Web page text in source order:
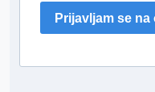
Prijavljam se